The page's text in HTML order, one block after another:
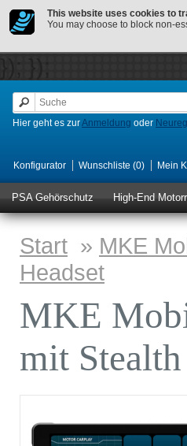
This website uses cookies to
You may choose to block non-
Hier geht es zurAnmeldung oder
Konfigurator Wunschliste (0) Mein
PSA Gehörschutz High-End
Start » MKE
Headset
MKE
mit